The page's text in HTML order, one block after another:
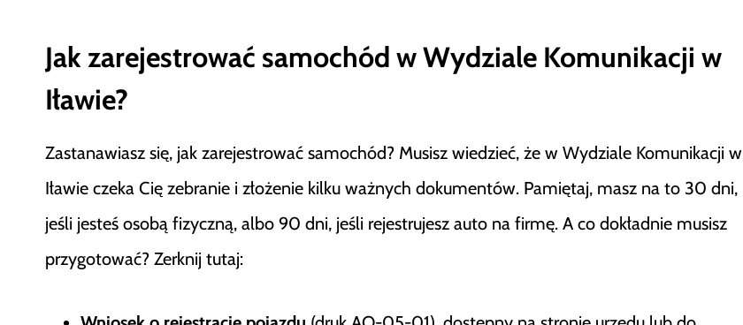
Jak zarejestrować samochód w Wydziale Komunikacji w
Iławie?
Zastanawiasz się, jak zarejestrować samochód? Musisz wiedzieć, że w Wydziale Komunikacji w
Iławie czeka Cię zebranie i złożenie kilku ważnych dokumentów. Pamiętaj, masz na to 30 dni,
jeśli jesteś osobą fizyczną, albo 90 dni, jeśli rejestrujesz auto na firmę. A co dokładnie musisz
przygotować? Zerknij tutaj: